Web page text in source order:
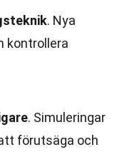
. Nya
kontrollera
. Simuleringar
förutsäga och